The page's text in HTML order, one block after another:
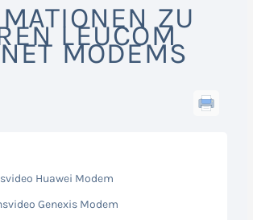
ZU
LEUCOM
MODEMS
Huawei Modem
Genexis Modem